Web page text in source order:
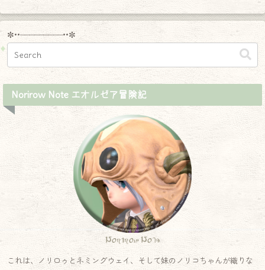
✼••┈┈┈┈┈┈┈┈┈••✼
Norirow Note エオルゼア冒険記
Norirow Note
これは、ノリロゥとネミングウェイ、そして妹のノリコちゃんが織りな